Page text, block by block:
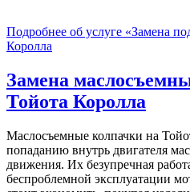
Подробнее об услуге «Замена
Королла
Замена
Тойота Королла
Маслосъемные колпачки на
попаданию внутрь двигателя
движения. Их безупречная
беспроблемной эксплуатации